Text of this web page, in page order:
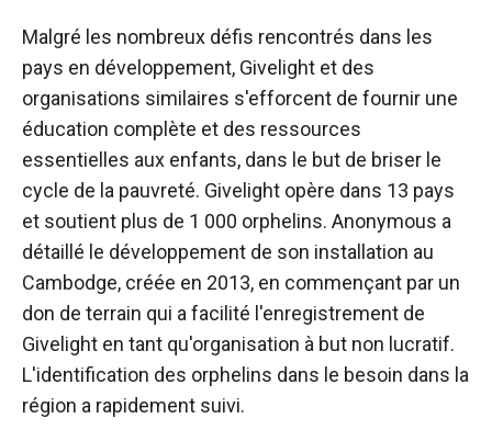
Malgré les nombreux défis rencontrés dans les
pays en développement, Givelight et des
organisations similaires s'efforcent de fournir une
éducation complète et des ressources
essentielles aux enfants, dans le but de briser le
cycle de la pauvreté. Givelight opère dans 13 pays
et soutient plus de 1 000 orphelins. Anonymous a
détaillé le développement de son installation au
Cambodge, créée en 2013, en commençant par un
don de terrain qui a facilité l'enregistrement de
Givelight en tant qu'organisation à but non lucratif.
L'identification des orphelins dans le besoin dans la
région a rapidement suivi.